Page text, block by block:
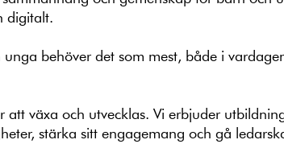
digitalt.
behöver det som mest, både i
att växa och utvecklas. Vi erbjuder
stärka sitt engagemang och gå